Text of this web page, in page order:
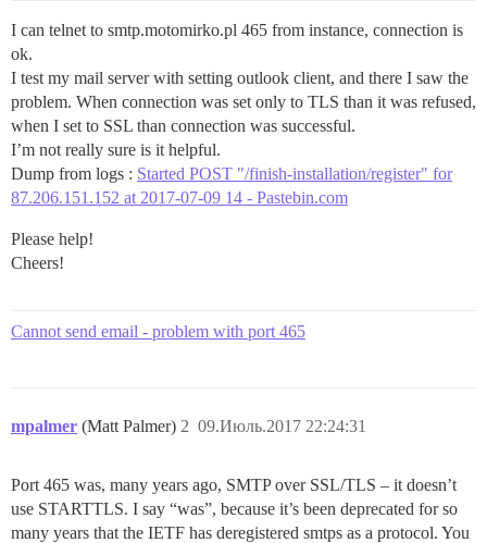
I can telnet to smtp.motomirko.pl 465 from instance, connection is
ok.
I test my mail server with setting outlook client, and there I saw the
problem. When connection was set only to TLS than it was refused,
when I set to SSL than connection was successful.
I’m not really sure is it helpful.
Dump from logs : Started POST "/finish-installation/register" for
87.206.151.152 at 2017-07-09 14 - Pastebin.com
Please help!
Cheers!
Cannot send email - problem with port 465
mpalmer (Matt Palmer) 09.Июль.2017 22:24:31
2
Port 465 was, many years ago, SMTP over SSL/TLS – it doesn’t
use STARTTLS. I say “was”, because it’s been deprecated for so
many years that the IETF has deregistered smtps as a protocol. You